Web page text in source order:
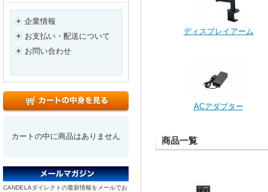
企業情報
お支払い・配送について
お問い合わせ
カートの中に商品はありません
CANDELAダイレクトの最新情報をメールでお
ディスプレイアーム
ACアダプター
商品一覧